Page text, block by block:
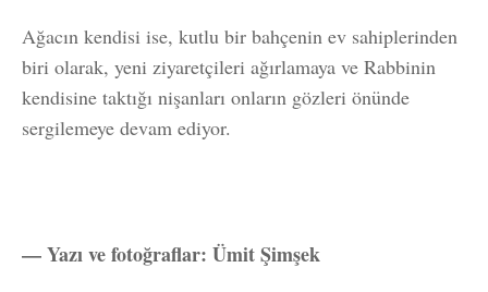
Ağacın kendisi ise, kutlu bir bahçenin ev sahiplerinden
biri olarak, yeni ziyaretçileri ağırlamaya ve Rabbinin
kendisine taktığı nişanları onların gözleri önünde
sergilemeye devam ediyor.
— Yazı ve fotoğraflar: Ümit Şimşek